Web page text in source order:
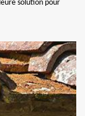
solution pour